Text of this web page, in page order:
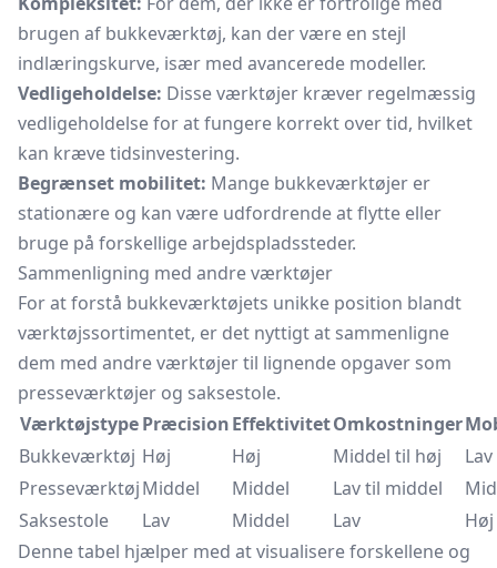
brugen af bukkeværktøj, kan der være en stejl
indlæringskurve, især med avancerede modeller.
Vedligeholdelse: Disse værktøjer kræver regelmæssig
vedligeholdelse for at fungere korrekt over tid, hvilket
kan kræve tidsinvestering.
Begrænset mobilitet: Mange bukkeværktøjer er
stationære og kan være udfordrende at flytte eller
bruge på forskellige arbejdspladssteder.
Sammenligning med andre værktøjer
For at forstå bukkeværktøjets unikke position blandt
værktøjssortimentet, er det nyttigt at sammenligne
dem med andre værktøjer til lignende opgaver som
presseværktøjer og saksestole.
VærktøjstypePræcisionEffektivitetOmkostninger
Bukkeværktøj Høj Høj Middel til høj
Lav
PresseværktøjMiddel Middel Lav til middel
Saksestole
Lav Middel Lav
Høj
Denne tabel hjælper med at visualisere forskellene og